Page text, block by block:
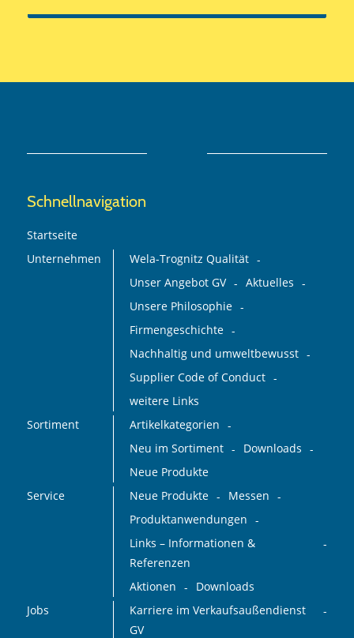
Schnellnavigation
Startseite
Unternehmen
Wela-Trognitz Qualität
Unser Angebot GV
Aktuelles
Unsere Philosophie
Firmengeschichte
Nachhaltig und umweltbewusst
Supplier Code of Conduct
weitere Links
Sortiment
Artikelkategorien
Neu im Sortiment
Downloads
Neue Produkte
Service
Neue Produkte
Messen
Produktanwendungen
Links – Informationen &
Referenzen
Aktionen
Downloads
Jobs
Karriere im Verkaufsaußendienst
GV